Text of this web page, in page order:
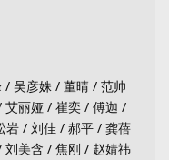
/ 吴彦姝 / 董晴 / 范帅
丽娅 / 崔奕 / 傅迦 /
岩 / 刘佳 / 郝平 / 龚蓓
美含 / 焦刚 / 赵婧祎